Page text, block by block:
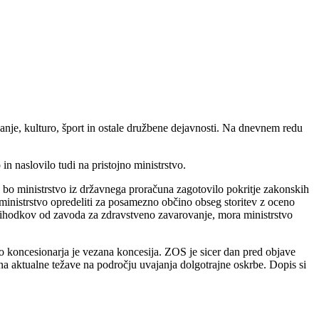
kulturo, šport in ostale družbene dejavnosti. Na dnevnem redu
naslovilo tudi na pristojno ministrstvo.
ministrstvo iz državnega proračuna zagotovilo pokritje zakonskih
opredeliti za posamezno občino obseg storitev z oceno
od zavoda za zdravstveno zavarovanje, mora ministrstvo
je vezana koncesija. ZOS je sicer dan pred objave
aktualne težave na področju uvajanja dolgotrajne oskrbe. Dopis si